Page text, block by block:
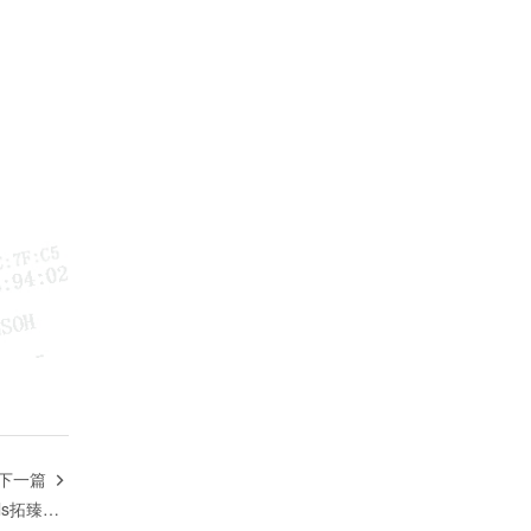
一篇 
翰森製藥與Terns Pharmaceuticals拓臻生物簽署TRN-000632大中華區獨家產品授權合作協議